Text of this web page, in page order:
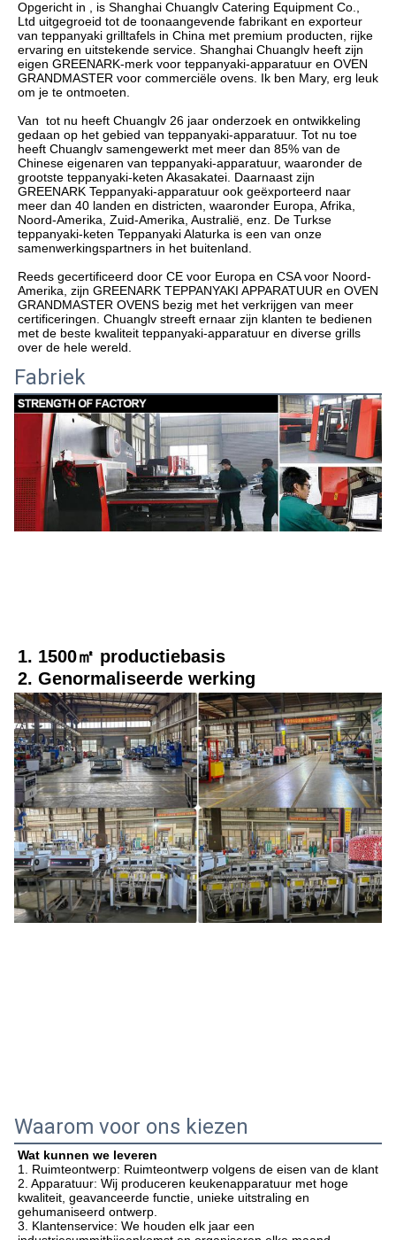
Opgericht in , is Shanghai Chuanglv Catering Equipment Co.,
Ltd uitgegroeid tot de toonaangevende fabrikant en exporteur
van teppanyaki grilltafels in China met premium producten, rijke
ervaring en uitstekende service. Shanghai Chuanglv heeft zijn
eigen GREENARK-merk voor teppanyaki-apparatuur en OVEN
GRANDMASTER voor commerciële ovens. Ik ben Mary, erg leuk
Van  tot nu heeft Chuanglv 26 jaar onderzoek en ontwikkeling
gedaan op het gebied van teppanyaki-apparatuur. Tot nu toe
heeft Chuanglv samengewerkt met meer dan 85% van de
Chinese eigenaren van teppanyaki-apparatuur, waaronder de
grootste teppanyaki-keten Akasakatei. Daarnaast zijn
GREENARK Teppanyaki-apparatuur ook geëxporteerd naar
meer dan 40 landen en districten, waaronder Europa, Afrika,
Noord-Amerika, Zuid-Amerika, Australië, enz. De Turkse
teppanyaki-keten Teppanyaki Alaturka is een van onze
Reeds gecertificeerd door CE voor Europa en CSA voor Noord-
Amerika, zijn GREENARK TEPPANYAKI APPARATUUR en OVEN
GRANDMASTER OVENS bezig met het verkrijgen van meer
certificeringen. Chuanglv streeft ernaar zijn klanten te bedienen
met de beste kwaliteit teppanyaki-apparatuur en diverse grills
over de hele wereld.
Fabriek
1. 1500㎡ productiebasis
2. Genormaliseerde werking
Waarom voor ons kiezen
Wat kunnen we leveren
1. Ruimteontwerp: Ruimteontwerp volgens de eisen van de klant
2. Apparatuur: Wij produceren keukenapparatuur met hoge
kwaliteit, geavanceerde functie, unieke uitstraling en
gehumaniseerd ontwerp.
3. Klantenservice: We houden elk jaar een